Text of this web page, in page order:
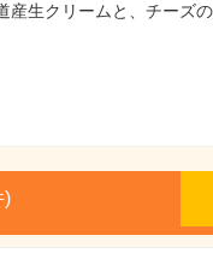
産生クリームと、チーズ
)